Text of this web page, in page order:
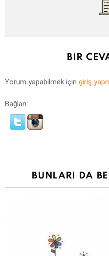
BIR
Yorum yapabilmek için giriş
Bağlan:
BUNLARI DA